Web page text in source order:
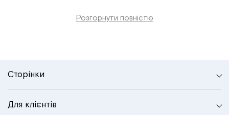
Розгорнути повністю
Сторінки
Для клієнтів